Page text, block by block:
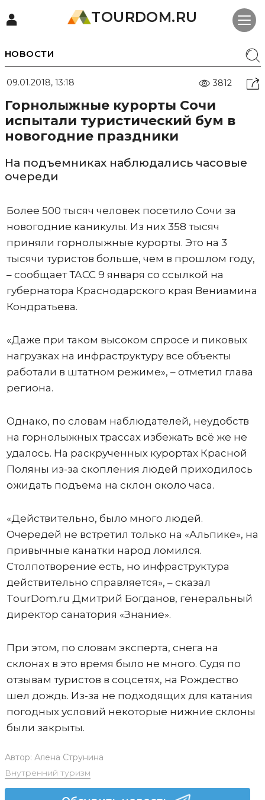
TOURDOM.RU
НОВОСТИ
09.01.2018, 13:18 3812
Горнолыжные курорты Сочи
испытали туристический бум в
новогодние праздники
На подъемниках наблюдались часовые
очереди
Более 500 тысяч человек посетило Сочи за
новогодние каникулы. Из них 358 тысяч
приняли горнолыжные курорты. Это на 3
тысячи туристов больше, чем в прошлом году,
– сообщает ТАСС 9 января со ссылкой на
губернатора Краснодарского края Вениамина
Кондратьева.
«Даже при таком высоком спросе и пиковых
нагрузках на инфраструктуру все объекты
работали в штатном режиме», – отметил глава
региона.
Однако, по словам наблюдателей, неудобств
на горнолыжных трассах избежать всё же не
удалось. На раскрученных курортах Красной
Поляны из-за скопления людей приходилось
ожидать подъема на склон около часа.
«Действительно, было много людей.
Очередей не встретил только на «Альпике», на
привычные канатки народ ломился.
Столпотворение есть, но инфраструктура
действительно справляется», – сказал
TourDom.ru Дмитрий Богданов, генеральный
директор санатория «Знание».
При этом, по словам эксперта, снега на
склонах в это время было не много. Судя по
отзывам туристов в соцсетях, на Рождество
шел дождь. Из-за не подходящих для катания
погодных условий некоторые нижние склоны
были закрыты.
Автор: Алена Струнина
Внутренний туризм